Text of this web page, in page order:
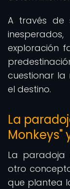
A través de
exploración
cuestionar la
el destino.
La
Monkeys"
La paradoja
otro
que plantea